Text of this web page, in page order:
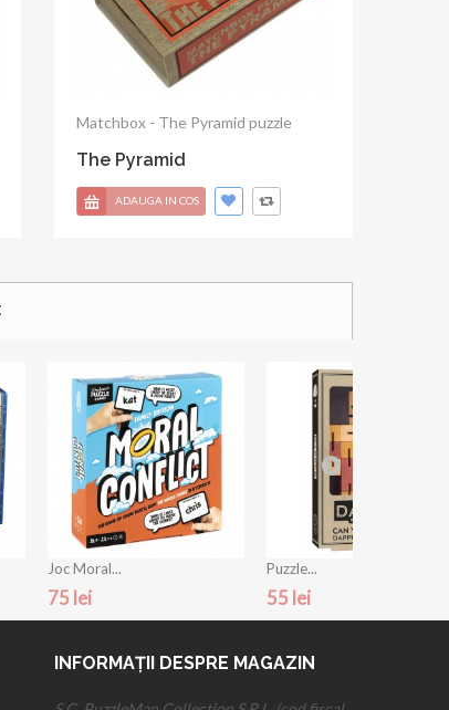
Matchbox - Tangram puzzle
Tangram
ADAUGA IN COS
Joc Moral...
75 lei
Puzzle...
55 lei
INFORMAȚII DESPRE MAGAZIN